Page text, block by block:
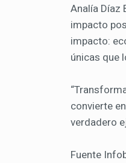
Analía Díaz
impacto
impacto:
únicas que
convierte
verdadero
Fuente